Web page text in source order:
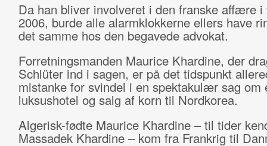
Da han bliver involveret i den franske affære i
2006, burde alle alarmklokkerne ellers have
det samme hos den begavede advokat.
Forretningsmanden Maurice Khardine, der
Schlüter ind i sagen, er på det tidspunkt
mistanke for svindel i en spektakulær sag om
luksushotel og salg af korn til Nordkorea.
Algerisk-fødte Maurice Khardine – til tider
Massadek Khardine – kom fra Frankrig til